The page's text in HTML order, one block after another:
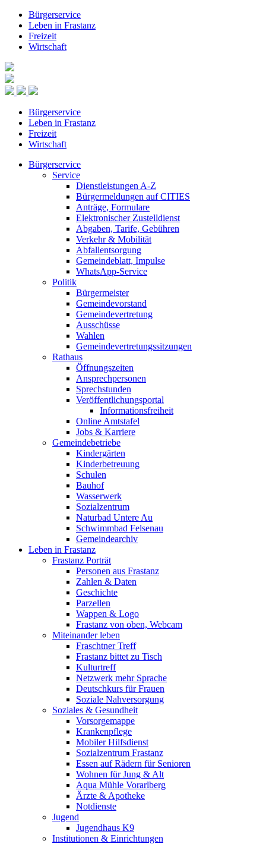
Bürgerservice
Leben in Frastanz
Freizeit
Wirtschaft
Bürgerservice
Leben in Frastanz
Freizeit
Wirtschaft
Bürgerservice
Service
Dienstleistungen A-Z
Bürgermeldungen auf CITIES
Anträge, Formulare
Elektronischer Zustelldienst
Abgaben, Tarife, Gebühren
Verkehr & Mobilität
Abfallentsorgung
Gemeindeblatt, Impulse
WhatsApp-Service
Politik
Bürgermeister
Gemeindevorstand
Gemeindevertretung
Ausschüsse
Wahlen
Gemeindevertretungssitzungen
Rathaus
Öffnungszeiten
Ansprechpersonen
Sprechstunden
Veröffentlichungsportal
Informationsfreiheit
Online Amtstafel
Jobs & Karriere
Gemeindebetriebe
Kindergärten
Kinderbetreuung
Schulen
Bauhof
Wasserwerk
Sozialzentrum
Naturbad Untere Au
Schwimmbad Felsenau
Gemeindearchiv
Leben in Frastanz
Frastanz Porträt
Personen aus Frastanz
Zahlen & Daten
Geschichte
Parzellen
Wappen & Logo
Frastanz von oben, Webcam
Miteinander leben
Fraschtner Treff
Frastanz bittet zu Tisch
Kulturtreff
Netzwerk mehr Sprache
Deutschkurs für Frauen
Soziale Nahversorgung
Soziales & Gesundheit
Vorsorgemappe
Krankenpflege
Mobiler Hilfsdienst
Sozialzentrum Frastanz
Essen auf Rädern für Senioren
Wohnen für Jung & Alt
Aqua Mühle Vorarlberg
Ärzte & Apotheke
Notdienste
Jugend
Jugendhaus K9
Institutionen & Einrichtungen